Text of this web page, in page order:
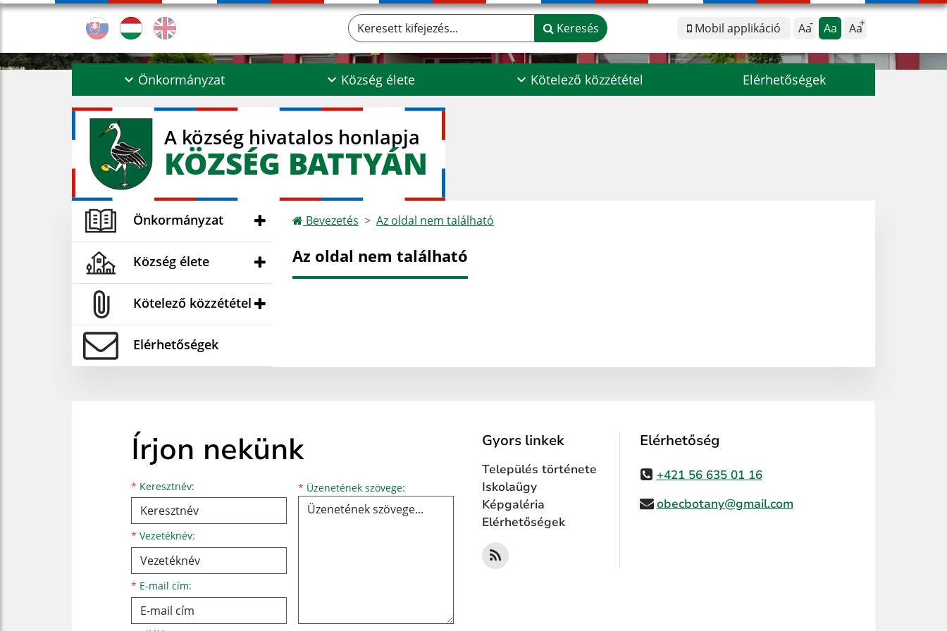
Mobil applikáció Aa Aa Aa
Keresett kifejezés... Keresés
Önkormányzat Község élete Kötelező közzététel Elérhetőségek
A község hivatalos honlapja
KÖZSÉG BATTYÁN
Önkormányzat
Község élete
Kötelező közzététel
Elérhetőségek
Bevezetés Az oldal nem található
Az oldal nem található
Írjon nekünk
* Keresztnév:
Keresztnév
* Vezetéknév:
Vezetéknév
* E-mail cím:
E-mail cím * Üzenetének szövege: Üzenetének szövege...
Gyors linkek
Település története
Iskolaügy
Képgaléria
Elérhetőségek
Elérhetőség
+421 56 635 01 16
obecbotany@gmail.com